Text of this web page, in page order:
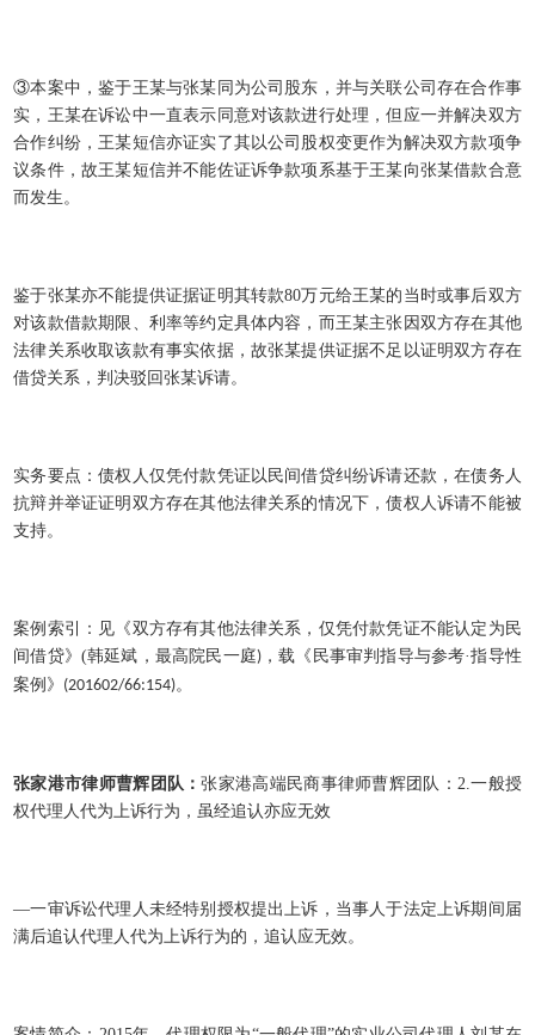
③本案中，鉴于王某与张某同为公司股东，并与关联公司存在合作事
实，王某在诉讼中一直表示同意对该款进行处理，但应一并解决双方
合作纠纷，王某短信亦证实了其以公司股权变更作为解决双方款项争
议条件，故王某短信并不能佐证诉争款项系基于王某向张某借款合意
而发生。
鉴于张某亦不能提供证据证明其转款80万元给王某的当时或事后双方
对该款借款期限、利率等约定具体内容，而王某主张因双方存在其他
法律关系收取该款有事实依据，故张某提供证据不足以证明双方存在
借贷关系，判决驳回张某诉请。
实务要点：债权人仅凭付款凭证以民间借贷纠纷诉请还款，在债务人
抗辩并举证证明双方存在其他法律关系的情况下，债权人诉请不能被
支持。
案例索引：见《双方存有其他法律关系，仅凭付款凭证不能认定为民
间借贷》 (韩延斌，最高院民一庭)，载《民事审判指导与参考·指导性
案例》 (201602/66:154)。
张家港市律师曹辉团队：张家港高端民商事律师曹辉团队： 2.一般授
权代理人代为上诉行为，虽经追认亦应无效
—一审诉讼代理人未经特别授权提出上诉，当事人于法定上诉期间届
满后追认代理人代为上诉行为的，追认应无效。